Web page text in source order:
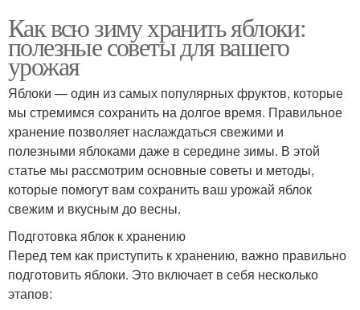
Как всю зиму хранить яблоки:
полезные советы для вашего
урожая
Яблоки — один из самых популярных фруктов, которые
мы стремимся сохранить на долгое время. Правильное
хранение позволяет наслаждаться свежими и
полезными яблоками даже в середине зимы. В этой
статье мы рассмотрим основные советы и методы,
которые помогут вам сохранить ваш урожай яблок
свежим и вкусным до весны.
Подготовка яблок к хранению
Перед тем как приступить к хранению, важно правильно
подготовить яблоки. Это включает в себя несколько
этапов: